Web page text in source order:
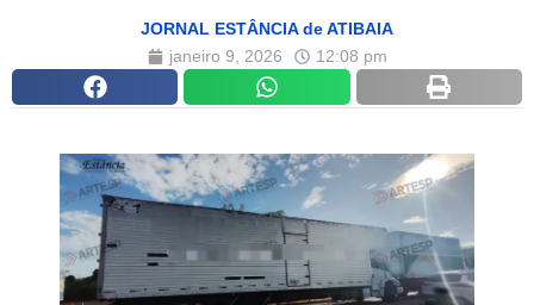
JORNAL ESTÂNCIA de ATIBAIA
janeiro 9, 2026
12:08 pm